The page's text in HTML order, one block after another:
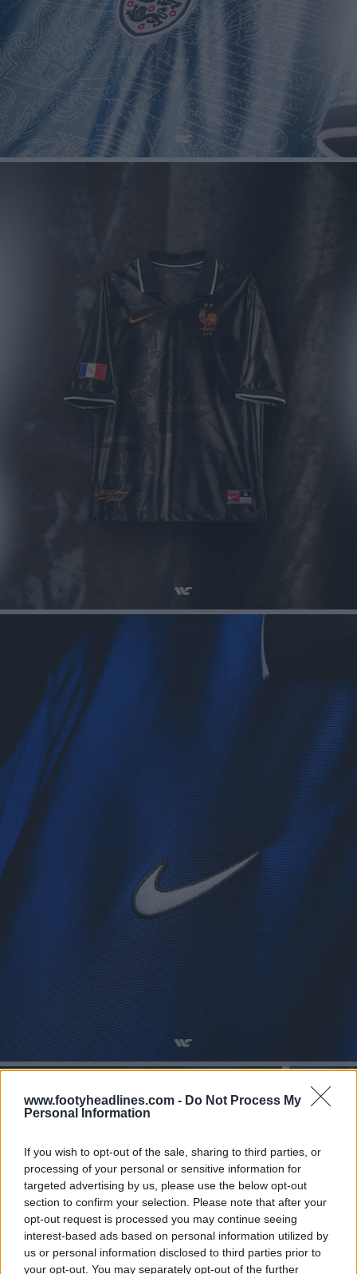
www.footyheadlines.com - Do Not Process My
Personal Information
If you wish to opt-out of the sale, sharing to third parties, or
processing of your personal or sensitive information for
targeted advertising by us, please use the below opt-out
section to confirm your selection. Please note that after your
opt-out request is processed you may continue seeing
interest-based ads based on personal information utilized by
us or personal information disclosed to third parties prior to
your opt-out. You may separately opt-out of the further